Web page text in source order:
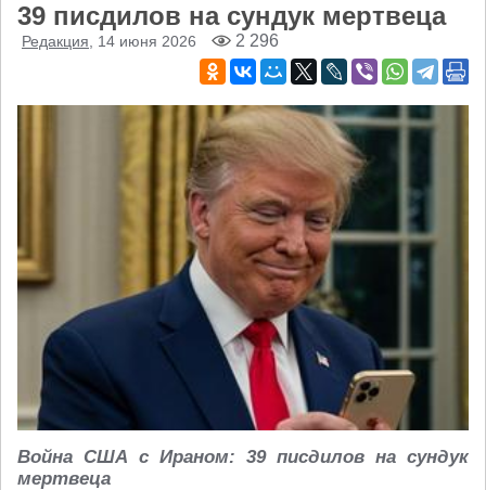
39 писдилов на сундук мертвеца
Редакция , 14 июня 2026 2 296
Война США с Ираном: 39 писдилов на сундук
мертвеца